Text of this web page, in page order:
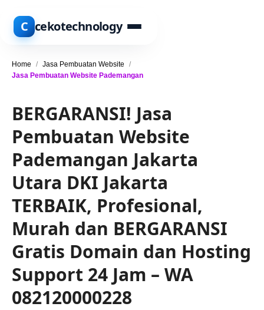
C cekotechnology
Home / Jasa Pembuatan Website
/
Jasa Pembuatan Website Pademangan
BERGARANSI! Jasa
Pembuatan Website
Pademangan Jakarta
Utara DKI Jakarta
TERBAIK, Profesional,
Murah dan BERGARANSI
Gratis Domain dan Hosting
Support 24 Jam – WA
082120000228